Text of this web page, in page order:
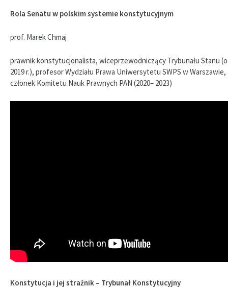
Rola Senatu w polskim systemie konstytucyjnym
prof. Marek Chmaj
prawnik konstytucjonalista, wiceprzewodniczący Trybunału Stanu
2019 r.), profesor Wydziału Prawa Uniwersytetu SWPS w Warszawie,
członek Komitetu Nauk Prawnych PAN (2020– 2023)
Konstytucja i jej strażnik – Trybunał Konstytucyjny